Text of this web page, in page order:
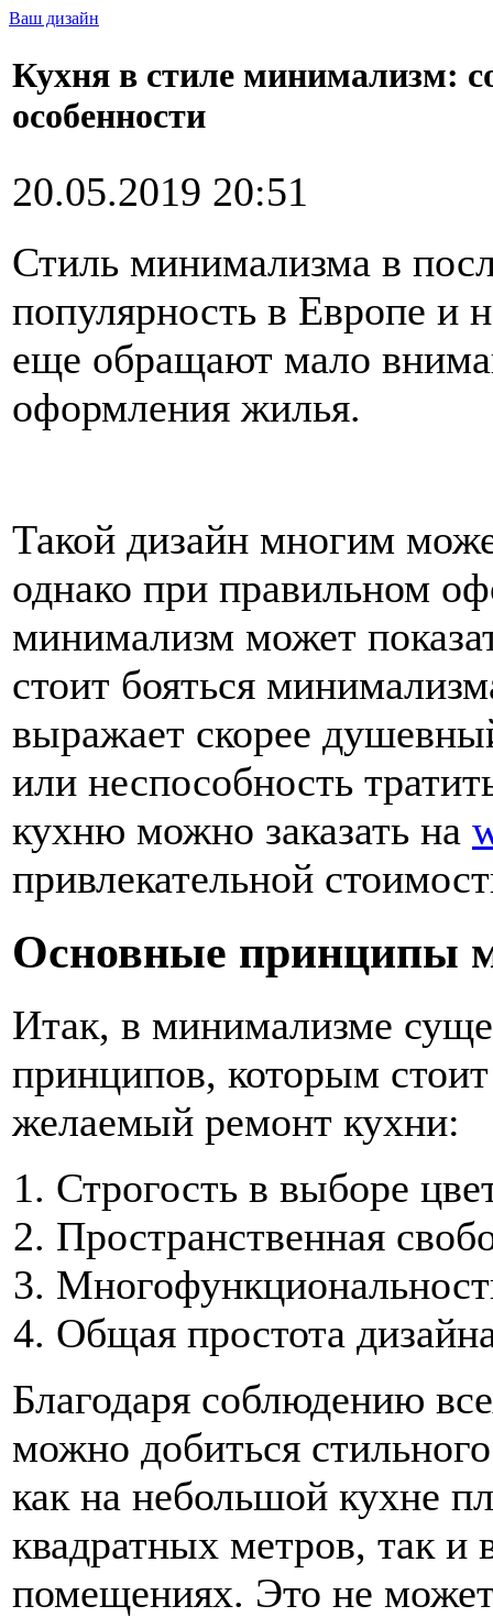
Ваш дизайн
Кухня в стиле минимализм:
особенности
20.05.2019 20:51
Стиль минимализма в
популярность в Европе и
еще обращают мало
оформления жилья.
Такой дизайн многим
однако при правильном
минимализм может
стоит бояться
выражает скорее
или неспособность
кухню можно заказать на
привлекательной
Основные принципы
Итак, в минимализме
принципов, которым стоит
желаемый ремонт кухни:
Строгость в выборе
Пространственная
Общая простота
Благодаря соблюдению
можно добиться
как на небольшой кухне
квадратных метров, так и
помещениях. Это не